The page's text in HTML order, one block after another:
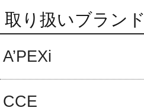
取り扱いブランド
A’PEXi
CCE